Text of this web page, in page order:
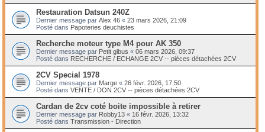
Restauration Datsun 240Z
Dernier message par Alex 46 « 23 mars 2026, 21:09
Posté dans Papoteries deuchistes
Recherche moteur type M4 pour AK 350
Dernier message par Petit gibus « 06 mars 2026, 09:37
Posté dans RECHERCHE / ECHANGE 2CV -- pièces détachées 2CV
2CV Special 1978
Dernier message par Marge « 26 févr. 2026, 17:50
Posté dans VENTE / DON 2CV -- pièces détachées 2CV
Cardan de 2cv coté boite impossible à retirer
Dernier message par Robby13 « 16 févr. 2026, 13:32
Posté dans Transmission - Direction